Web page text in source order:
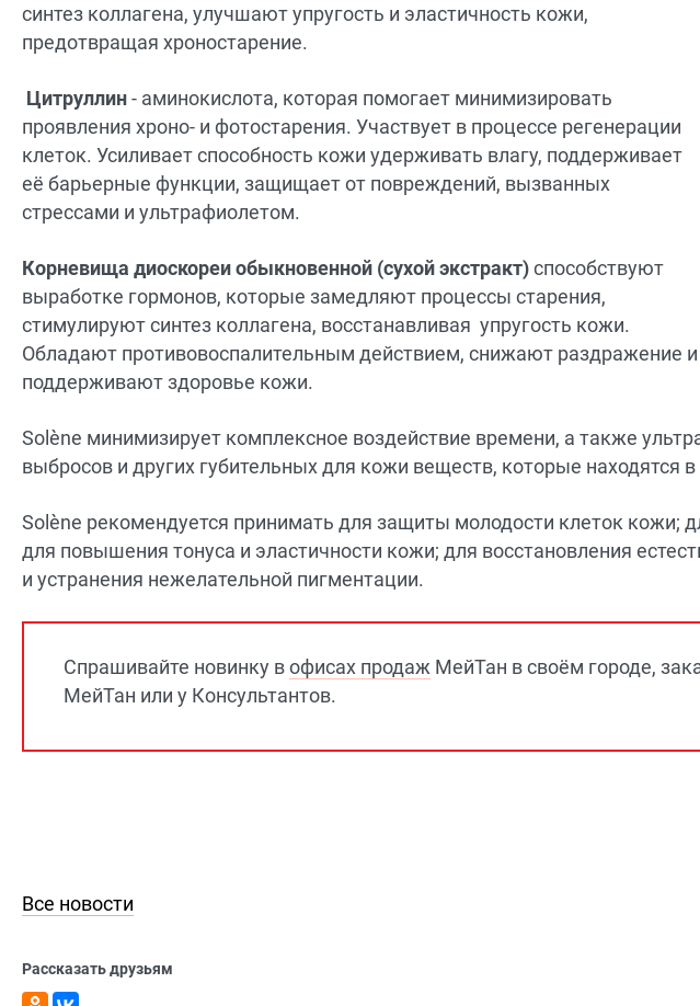
синтез коллагена, улучшают упругость и эластичность кожи,
предотвращая хроностарение.
Цитруллин- аминокислота, которая помогает минимизировать
проявления хроно- и фотостарения. Участвует в процессе регенерации
клеток. Усиливает способность кожи удерживать влагу, поддерживает
её барьерные функции, защищает от повреждений, вызванных
стрессами и ультрафиолетом.
Корневища диоскореи обыкновенной (сухой экстракт)способствуют
выработке гормонов, которые замедляют процессы старения,
стимулируют синтез коллагена, восстанавливая упругость кожи.
Обладают противовоспалительным действием, снижают раздражение и
поддерживают здоровье кожи.
Solène минимизирует комплексное воздействие времени, а также
выбросов и других губительных для кожи веществ, которые находятся
Solène рекомендуется принимать для защиты молодости клеток
для повышения тонуса и эластичности кожи; для восстановления
и устранения нежелательной пигментации.
Спрашивайте новинку вофисах продаж МейТан в своём городе,
МейТан или у Консультантов.
Все новости
Рассказать друзьям